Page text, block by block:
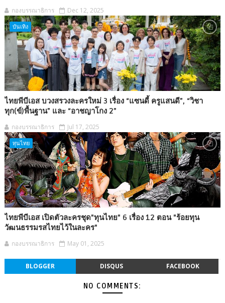
กองบรรณาธิการ Dec 12, 2025
บันเทิง
ไทยพีบีเอส บวงสรวงละครใหม่ 3 เรื่อง “แซนดี้ ครูแสนดี”, “วิชา
ทุก(ข์)พื้นฐาน” และ “อาชญาโกง 2”
กองบรรณาธิการ Jul 17, 2025
ทุนไทย
ไทยพีบีเอส เปิดตัวละครชุด"ทุนไทย" 6 เรื่อง 12 ตอน "ร้อยทุน
วัฒนธรรมรสไทยไว้ในละคร"
กองบรรณาธิการ May 01, 2025
BLOGGER DISQUS FACEBOOK
NO COMMENTS: